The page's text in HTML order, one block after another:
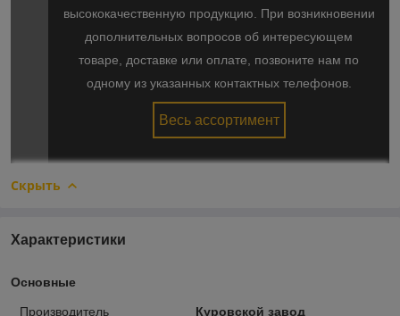
высококачественную продукцию. При возникновении
дополнительных вопросов об интересующем
товаре, доставке или оплате, позвоните нам по
одному из указанных контактных телефонов.
Весь ассортимент
Скрыть
Характеристики
Основные
Производитель Куровской завод